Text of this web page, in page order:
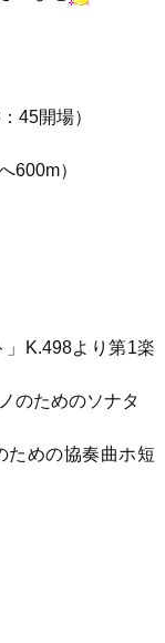
45開場）
）
K.498より第1楽
のためのソナタ
めの協奏曲ホ短